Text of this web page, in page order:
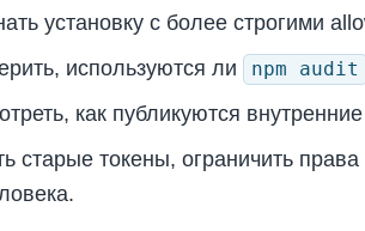
установку с более строгими
используются ли
npm audit
как публикуются
старые токены, ограничить